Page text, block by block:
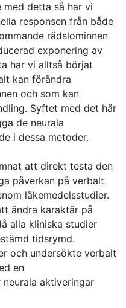
med detta så har vi
responsen från både
rädslominnen
exponering av
har vi alltså börjat
kan förändra
och som kan
Syftet med det här
de neurala
i dessa metoder.
att direkt testa den
påverkan på verbalt
läkemedelsstudier.
ändra karaktär på
alla kliniska studier
tidsrymd.
och undersökte verbalt
en
aktiveringar